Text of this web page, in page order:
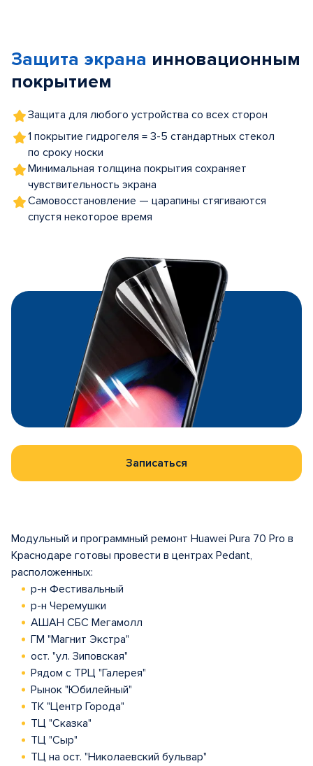
5
Защита экрана инновационным
покрытием
Защита для любого устройства со всех сторон
1 покрытие гидрогеля = 3-5 стандартных стекол
по сроку носки
Минимальная толщина покрытия сохраняет
чувствительность экрана
Самовосстановление — царапины стягиваются
спустя некоторое время
Записаться
Модульный и программный ремонт Huawei Pura 70 Pro в
Краснодаре готовы провести в центрах Pedant,
расположенных:
р-н Фестивальный
р-н Черемушки
АШАН СБС Мегамолл
ГМ "Магнит Экстра"
ост. "ул. Зиповская"
Рядом с ТРЦ "Галерея"
Рынок "Юбилейный"
ТК "Центр Города"
ТЦ "Сказка"
ТЦ "Сыр"
ТЦ на ост. "Николаевский бульвар"